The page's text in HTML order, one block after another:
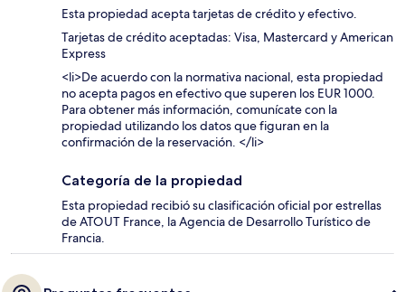
Esta propiedad acepta tarjetas de crédito y efectivo.
Tarjetas de crédito aceptadas: Visa, Mastercard y American
Express
<li>De acuerdo con la normativa nacional, esta propiedad
no acepta pagos en efectivo que superen los EUR 1000.
Para obtener más información, comunícate con la
propiedad utilizando los datos que figuran en la
confirmación de la reservación. </li>
Categoría de la propiedad
Esta propiedad recibió su clasificación oficial por estrellas
de ATOUT France, la Agencia de Desarrollo Turístico de
Francia.